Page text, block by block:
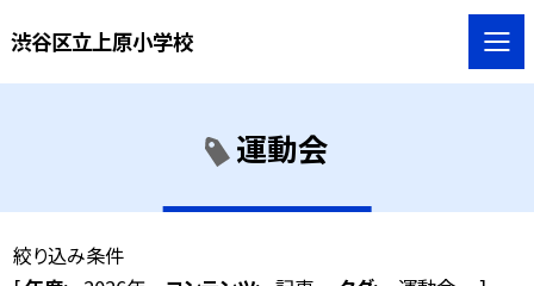
渋谷区立上原小学校
運動会
絞り込み条件